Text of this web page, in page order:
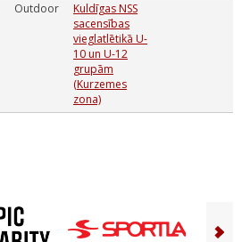
Outdoor
Kuldīgas NSS
sacensības
vieglatlētikā U-
10 un U-12
grupām
(Kurzemes
zona)